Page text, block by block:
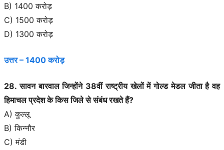
B) 1400 करोड़
C) 1500 करोड़
D) 1300 करोड़
उत्तर – 1400 करोड़
28. सावन बारवाल जिन्होंने 38वीं राष्ट्रीय खेलों में गोल्ड मेडल जीता है वह
हिमाचल प्रदेश के किस जिले से संबंध रखते हैं?
A) कुल्लू
B) किन्नौर
C) मंडी